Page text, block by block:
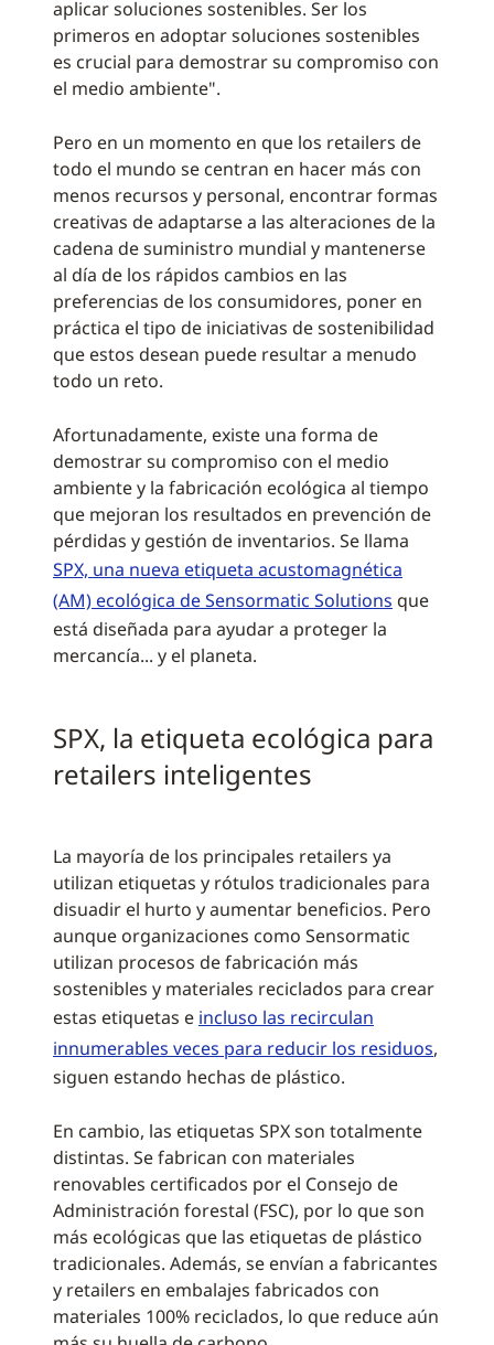
aplicar soluciones sostenibles. Ser los
primeros en adoptar soluciones sostenibles
es crucial para demostrar su compromiso con
el medio ambiente".
Pero en un momento en que los retailers de
todo el mundo se centran en hacer más con
menos recursos y personal, encontrar formas
creativas de adaptarse a las alteraciones de la
cadena de suministro mundial y mantenerse
al día de los rápidos cambios en las
preferencias de los consumidores, poner en
práctica el tipo de iniciativas de sostenibilidad
que estos desean puede resultar a menudo
todo un reto.
Afortunadamente, existe una forma de
demostrar su compromiso con el medio
ambiente y la fabricación ecológica al tiempo
que mejoran los resultados en prevención de
pérdidas y gestión de inventarios. Se llama
SPX, una nueva etiqueta acustomagnética
(AM) ecológica de Sensormatic Solutions que
está diseñada para ayudar a proteger la
mercancía... y el planeta.
SPX, la etiqueta ecológica para
retailers inteligentes
La mayoría de los principales retailers ya
utilizan etiquetas y rótulos tradicionales para
disuadir el hurto y aumentar beneficios. Pero
aunque organizaciones como Sensormatic
utilizan procesos de fabricación más
sostenibles y materiales reciclados para crear
estas etiquetas e incluso las recirculan
innumerables veces para reducir los residuos,
siguen estando hechas de plástico.
En cambio, las etiquetas SPX son totalmente
distintas. Se fabrican con materiales
renovables certificados por el Consejo de
Administración forestal (FSC), por lo que son
más ecológicas que las etiquetas de plástico
tradicionales. Además, se envían a fabricantes
y retailers en embalajes fabricados con
materiales 100% reciclados, lo que reduce aún